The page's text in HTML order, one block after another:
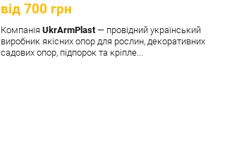
від 700 грн
Компанія UkrArmPlast— провідний український
виробник якісних опор для рослин, декоративних
садових опор, підпорок та кріпле...